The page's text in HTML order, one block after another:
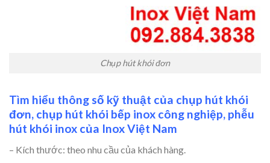
Chụp hút khói đơn
Tìm hiểu thông số kỹ thuật của chụp hút khói
đơn, chụp hút khói bếp inox công nghiệp, phễu
hút khói inox của Inox Việt Nam
– Kích thước: theo nhu cầu của khách hàng.